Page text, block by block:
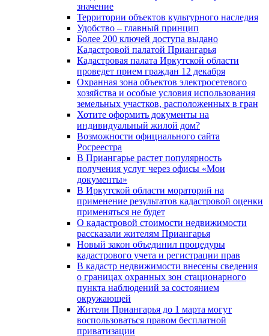
значение
Территории объектов культурного наследия
Удобство – главный принцип
Более 200 ключей доступа выдано
Кадастровой палатой Приангарья
Кадастровая палата Иркутской области
проведет прием граждан 12 декабря
Охранная зона объектов электросетевого
хозяйства и особые условия использования
земельных участков, расположенных в гран
Хотите оформить документы на
индивидуальный жилой дом?
Возможности официального сайта
Росреестра
В Приангарье растет популярность
получения услуг через офисы «Мои
документы»
В Иркутской области мораторий на
применение результатов кадастровой оценки
применяться не будет
О кадастровой стоимости недвижимости
рассказали жителям Приангарья
Новый закон объединил процедуры
кадастрового учета и регистрации прав
В кадастр недвижимости внесены сведения
о границах охранных зон стационарного
пункта наблюдений за состоянием
окружающей
Жители Приангарья до 1 марта могут
воспользоваться правом бесплатной
приватизации